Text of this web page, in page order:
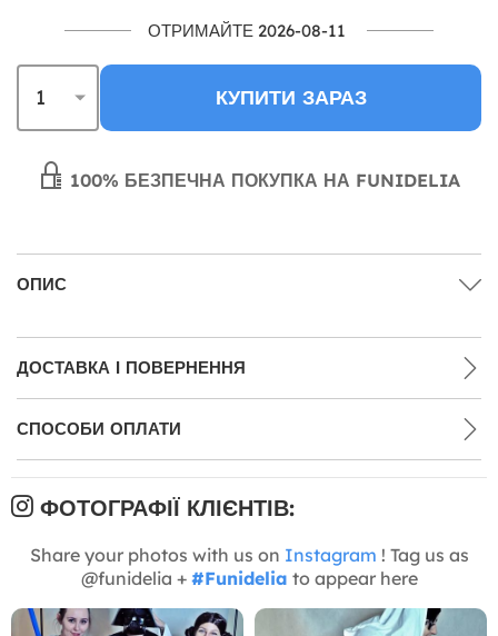
ОТРИМАЙТЕ 2026-08-11
КУПИТИ ЗАРАЗ
100% БЕЗПЕЧНА ПОКУПКА НА FUNIDELIA
ОПИС
ДОСТАВКА І ПОВЕРНЕННЯ
СПОСОБИ ОПЛАТИ
ФОТОГРАФІЇ КЛІЄНТІВ:
Share your photos with us on Instagram ! Tag us as
@funidelia + #Funidelia to appear here